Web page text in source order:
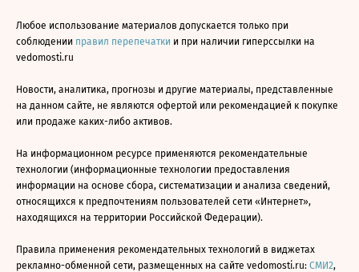
Любое использование материалов допускается только при
соблюдении правил перепечатки и при наличии гиперссылки на
vedomosti.ru
Новости, аналитика, прогнозы и другие материалы, представленные
на данном сайте, не являются офертой или рекомендацией к покупке
или продаже каких-либо активов.
На информационном ресурсе применяются рекомендательные
технологии (информационные технологии предоставления
информации на основе сбора, систематизации и анализа сведений,
относящихся к предпочтениям пользователей сети «Интернет»,
находящихся на территории Российской Федерации).
Правила применения рекомендательных технологий в виджетах
рекламно-обменной сети, размещенных на сайте vedomosti.ru: СМИ2,